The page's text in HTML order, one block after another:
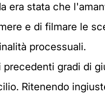
era stata che
e di filmare le
processuali.
precedenti gradi di
Ritenendo